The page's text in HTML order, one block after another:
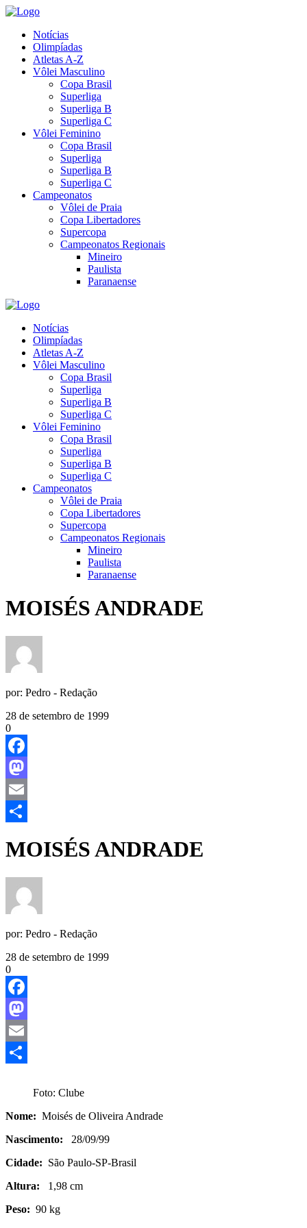
Notícias
Olimpíadas
Atletas A-Z
Vôlei Masculino
Copa Brasil
Superliga
Superliga B
Superliga C
Vôlei Feminino
Copa Brasil
Superliga
Superliga B
Superliga C
Campeonatos
Vôlei de Praia
Copa Libertadores
Supercopa
Campeonatos Regionais
Mineiro
Paulista
Paranaense
Notícias
Olimpíadas
Atletas A-Z
Vôlei Masculino
Copa Brasil
Superliga
Superliga B
Superliga C
Vôlei Feminino
Copa Brasil
Superliga
Superliga B
Superliga C
Campeonatos
Vôlei de Praia
Copa Libertadores
Supercopa
Campeonatos Regionais
Mineiro
Paulista
Paranaense
MOISÉS ANDRADE
por: Pedro - Redação
28 de setembro de 1999
0
Facebook
Mastodon
Email
MOISÉS ANDRADE
por: Pedro - Redação
28 de setembro de 1999
0
Facebook
Mastodon
Email
Foto: Clube
Nome: Moisés de Oliveira Andrade
Nascimento: 28/09/99
Cidade: São Paulo-SP-Brasil
Altura: 1,98 cm
Peso: 90 kg